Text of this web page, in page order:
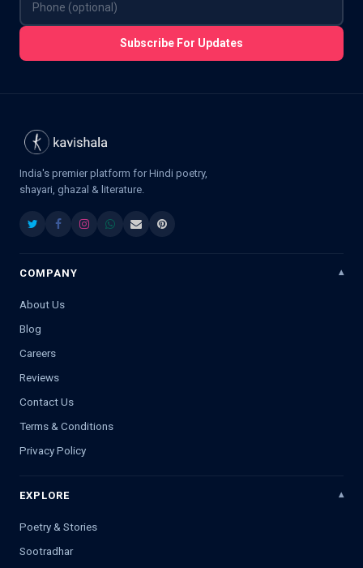
Subscribe For Updates
India's premier platform for Hindi poetry,
shayari, ghazal & literature.
COMPANY
About Us
Blog
Careers
Reviews
Contact Us
Terms & Conditions
Privacy Policy
EXPLORE
Poetry & Stories
Sootradhar